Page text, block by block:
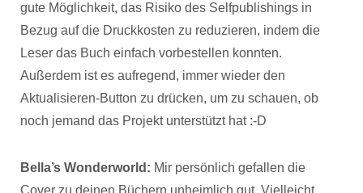
gute Möglichkeit, das Risiko des Selfpublishings in
Bezug auf die Druckkosten zu reduzieren, indem die
Leser das Buch einfach vorbestellen konnten.
Außerdem ist es aufregend, immer wieder den
Aktualisieren-Button zu drücken, um zu schauen, ob
noch jemand das Projekt unterstützt hat :-D
Bella’s Wonderworld: Mir persönlich gefallen die